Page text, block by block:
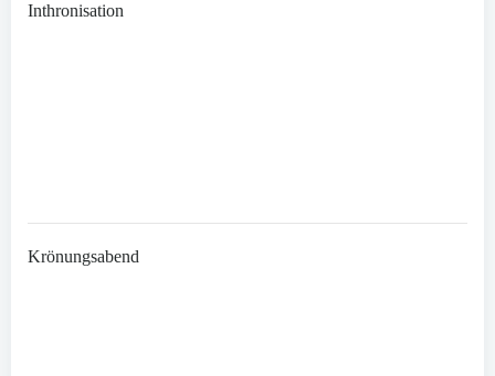
Inthronisation
Krönungsabend